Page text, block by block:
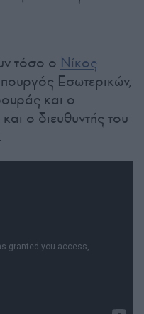
τόσο ο Νίκος
Εσωτερικών,
και ο
ο διευθυντής του